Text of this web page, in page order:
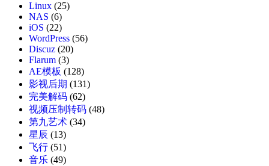
Linux (25)
NAS (6)
iOS (22)
WordPress (56)
Discuz (20)
Flarum (3)
AE模板 (128)
影视后期 (131)
完美解码 (62)
视频压制转码 (48)
第九艺术 (34)
星辰 (13)
飞行 (51)
音乐 (49)